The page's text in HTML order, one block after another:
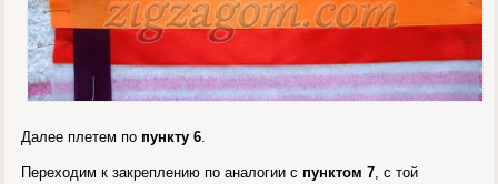
Далее плетем попункту 6.
Переходим к закреплению по аналогии спунктом 7, с той